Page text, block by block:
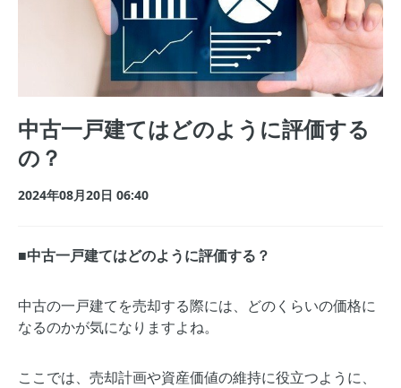
中古一戸建てはどのように評価する
の？
2024年08月20日 06:40
■中古一戸建てはどのように評価する？
中古の一戸建てを売却する際には、どのくらいの価格に
なるのかが気になりますよね。
ここでは、売却計画や資産価値の維持に役立つように、